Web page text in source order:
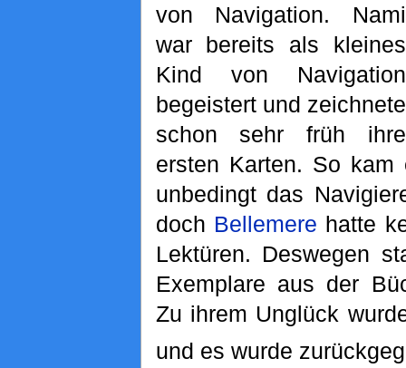
von Navigation. Nami
war bereits als kleines
Kind von Navigation
begeistert und zeichnete
schon sehr früh ihre
ersten Karten. So
unbedingt das
doch Bellemere hatte
Lektüren. Deswegen
Exemplare aus der
Zu ihrem Unglück
und es wurde